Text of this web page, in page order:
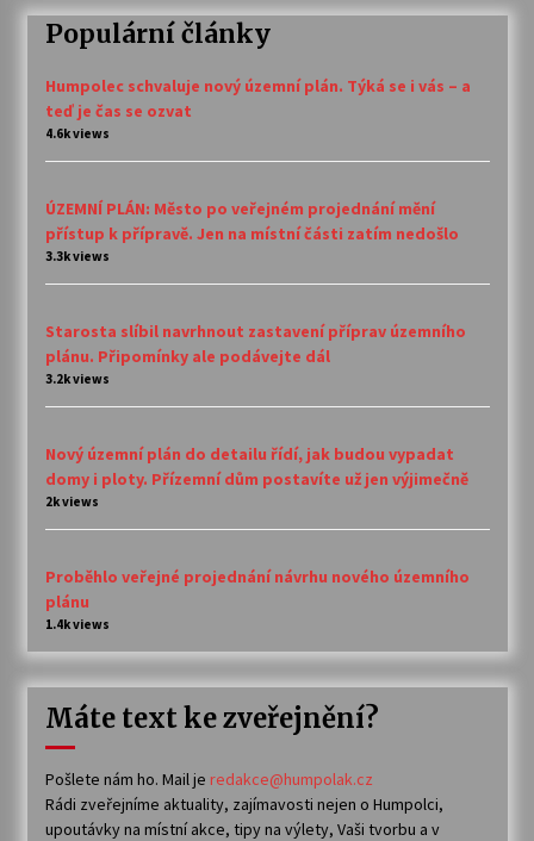
Populární články
Humpolec schvaluje nový územní plán. Týká se i vás – a
teď je čas se ozvat
4.6k views
ÚZEMNÍ PLÁN: Město po veřejném projednání mění
přístup k přípravě. Jen na místní části zatím nedošlo
3.3k views
Starosta slíbil navrhnout zastavení příprav územního
plánu. Připomínky ale podávejte dál
3.2k views
Nový územní plán do detailu řídí, jak budou vypadat
domy i ploty. Přízemní dům postavíte už jen výjimečně
2k views
Proběhlo veřejné projednání návrhu nového územního
plánu
1.4k views
Máte text ke zveřejnění?
Pošlete nám ho. Mail je redakce@humpolak.cz
Rádi zveřejníme aktuality, zajímavosti nejen o Humpolci,
upoutávky na místní akce, tipy na výlety, Vaši tvorbu a v